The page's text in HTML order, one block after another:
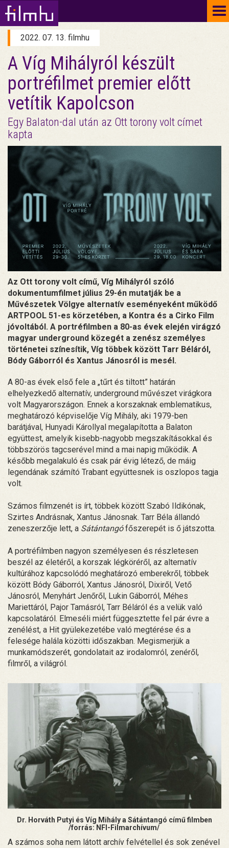
2022. 07. 13. filmhu
A Víg Mihályról készült
portréfilmet premier előtt
vetítik Kapolcson
Egy Balaton-dal után az Ott torony volt címet
kapta
Az Ott torony volt című, Víg Mihályról szóló
dokumentumfilmet július 29-én mutatják be a
Művészetek Völgye alternatív eseményeként működő
ARTPOOL 51-es körzetében, a Kontra és a Cirko Film
jóvoltából. A portréfilmben a 80-as évek elején virágzó
magyar underground közegét a zenész személyes
történetei színesítik, Víg többek között Tarr Béláról,
Bódy Gáborról és Xantus Jánosról is mesél.
A 80-as évek első fele a „tűrt és tiltott” határán
elhelyezkedő alternatív, underground művészet virágkora
volt Magyarországon. Ennek a korszaknak emblematikus,
meghatározó képviselője Víg Mihály, aki 1979-ben
barátjával, Hunyadi Károllyal megalapította a Balaton
együttest, amelyik kisebb-nagyobb megszakításokkal és
többszörös tagcserével mind a mai napig működik. A
később megalakuló és csak pár évig létező, de máig
legendának számító Trabant együttesnek is oszlopos tagja
volt.
Számos filmzenét is írt, többek között Szabó Ildikónak,
Szirtes Andrásnak, Xantus Jánosnak. Tarr Béla állandó
zeneszerzője lett, a Sátántangófőszerepét is ő játszotta.
A portréfilmben nagyon személyesen és részletesen
beszél az életéről, a korszak légköréről, az alternatív
kultúrához kapcsolódó meghatározó emberekről, többek
között Bódy Gáborról, Xantus Jánosról, Dixiről, Vető
Jánosról, Menyhárt Jenőről, Lukin Gáborról, Méhes
Mariettáról, Pajor Tamásról, Tarr Béláról és a velük való
kapcsolatáról. Elmeséli miért függesztette fel pár évre a
zenélést, a Hit gyülekezetébe való megtérése és a
felesége halála közötti időszakban. Megismerjük a
munkamódszerét, gondolatait az irodalomról, zenéről,
filmről, a világról.
Dr. Horváth Putyi és Víg Mihály a Sátántangó című filmben
/forrás: NFI-Filmarchívum/
A számos soha nem látott archív felvétellel és sok zenével